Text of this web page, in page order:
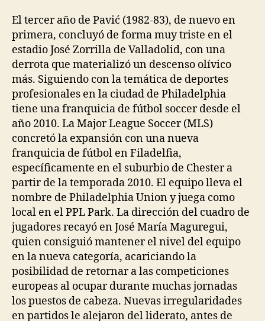
El tercer año de Pavić (1982-83), de nuevo en
primera, concluyó de forma muy triste en el
estadio José Zorrilla de Valladolid, con una
derrota que materializó un descenso olívico
más. Siguiendo con la temática de deportes
profesionales en la ciudad de Philadelphia
tiene una franquicia de fútbol soccer desde el
año 2010. La Major League Soccer (MLS)
concretó la expansión con una nueva
franquicia de fútbol en Filadelfia,
específicamente en el suburbio de Chester a
partir de la temporada 2010. El equipo lleva el
nombre de Philadelphia Union y juega como
local en el PPL Park. La dirección del cuadro de
jugadores recayó en José María Maguregui,
quien consiguió mantener el nivel del equipo
en la nueva categoría, acariciando la
posibilidad de retornar a las competiciones
europeas al ocupar durante muchas jornadas
los puestos de cabeza. Nuevas irregularidades
en partidos le alejaron del liderato, antes de